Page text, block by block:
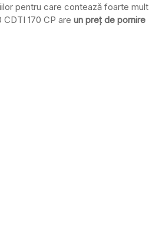
pentru care contează foarte mult
170 CP are un preț de pornire